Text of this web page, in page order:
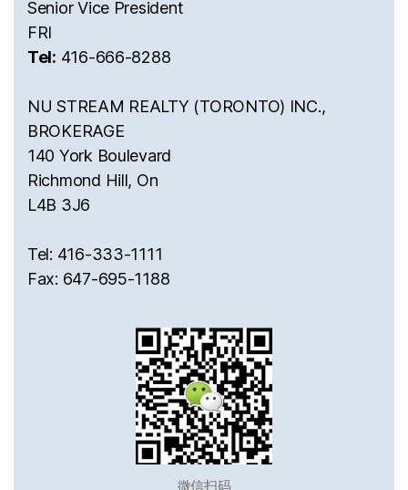
Senior Vice President
FRI
Tel: 416-666-8288
NU STREAM REALTY (TORONTO) INC.,
BROKERAGE
140 York Boulevard
Richmond Hill, On
L4B 3J6
Tel: 416-333-1111
Fax: 647-695-1188
微信扫码